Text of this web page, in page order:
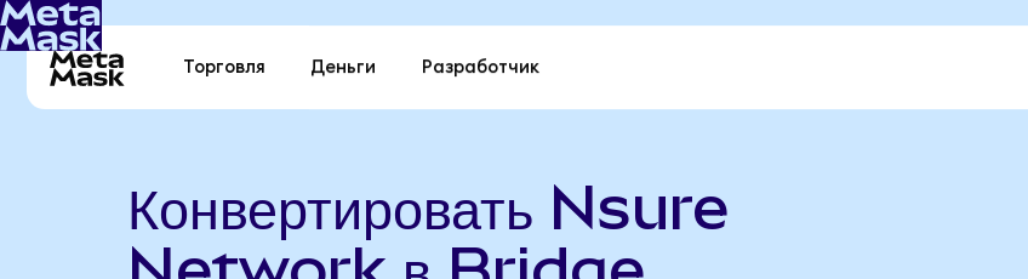
Торговля Деньги Разработчик
Конвертировать Nsure